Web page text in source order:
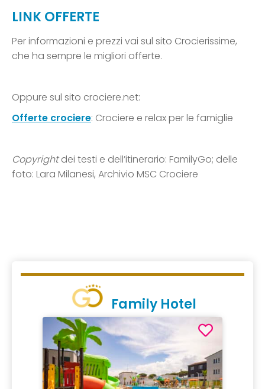
LINK OFFERTE
Per informazioni e prezzi vai sul sito Crocierissime,
che ha sempre le migliori offerte.
Oppure sul sito crociere.net:
Offerte crociere: Crociere e relax per le famiglie
Copyrightdei testi e dell’itinerario: FamilyGo; delle
foto: Lara Milanesi, Archivio MSC Crociere
Family Hotel